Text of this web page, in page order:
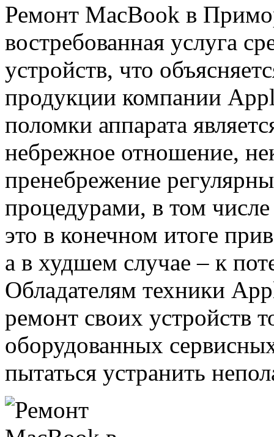
Ремонт MacBook в
востребованная услуга
устройств, что
продукции компании
поломки аппарата
небрежное отношение,
пренебрежение
процедурами, в том
это в конечном итоге
а в худшем случае – к
Обладателям техники
ремонт своих устройств
оборудованных
пытаться устранить